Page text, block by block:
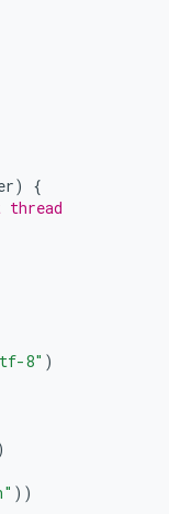
)
{
thread
8" )
))